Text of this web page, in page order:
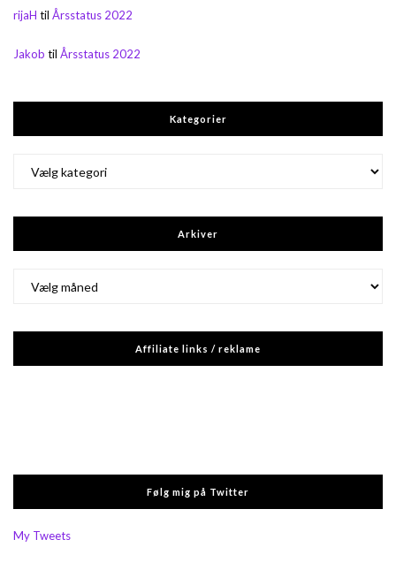
rijaH til Årsstatus 2022
Jakob til Årsstatus 2022
Kategorier
Arkiver
Affiliate links / reklame
Følg mig på Twitter
My Tweets